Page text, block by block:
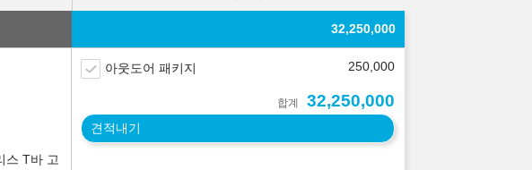
32,250,000
스 T바 고
아웃도어 패키지 250,000
합계 32,250,000
견적내기